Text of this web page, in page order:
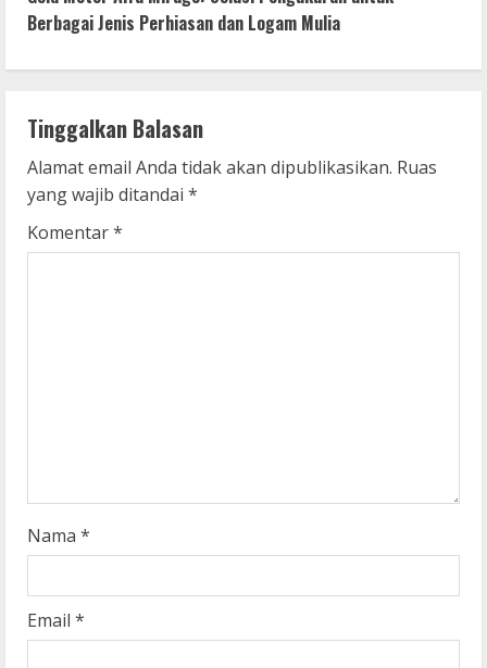
t
i
n
u
e
R
g
Berbagai Jenis Perhiasan dan Logam Mulia
Tinggalkan Balasan
Alamat email Anda tidak akan dipublikasikan. Ruas
yang wajib ditandai *
Komentar*
Nama *
Email *